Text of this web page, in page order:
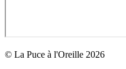
© La Puce à l'Oreille 2026